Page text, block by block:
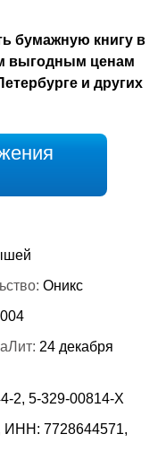
бумажную книгу в
выгодным ценам
и других
Оникс
24 декабря
2, 5-329-00814-Х
7728644571,